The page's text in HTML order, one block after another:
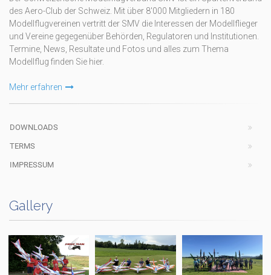
des Aero-Club der Schweiz. Mit über 8'000 Mitgliedern in 180
Modellflugvereinen vertritt der SMV die Interessen der Modellflieger
und Vereine gegegenüber Behörden, Regulatoren und Institutionen.
Termine, News, Resultate und Fotos und alles zum Thema
Modellflug finden Sie hier.
Mehr erfahren
DOWNLOADS
TERMS
IMPRESSUM
Gallery